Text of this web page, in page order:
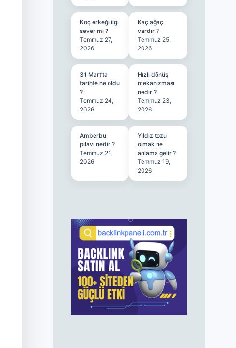
Koç erkeği ilgi
sever mi ?
Temmuz 27,
2026
Kaç ağaç
vardır ?
Temmuz 25,
2026
31 Mart’ta
tarihte ne oldu
?
Temmuz 24,
2026
Hızlı dönüş
mekanizması
nedir ?
Temmuz 23,
2026
Amberbu
pilavı nedir ?
Temmuz 21,
2026
Yıldız tozu
olmak ne
anlama gelir ?
Temmuz 19,
2026